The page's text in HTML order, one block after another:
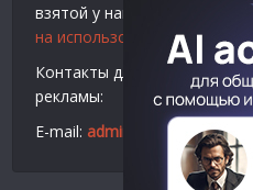
взятой у нашего партнера
на использование
Контакты для связи по
рекламы:
E-mail: admin@lifeinbooks.net